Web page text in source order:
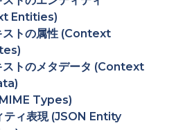
Entities)
ストの属性 (Context
ストのメタデータ (Context
Types)
ティ表現 (JSON Entity